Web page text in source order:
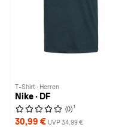
T-Shirt · Herren
Nike · DF
(0) 1
30,99 € UVP 34,99 €